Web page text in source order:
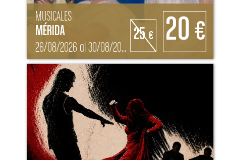
MUSICALES
MÉRIDA
26/08/2026 al 30/08/2026
25€ 20 €